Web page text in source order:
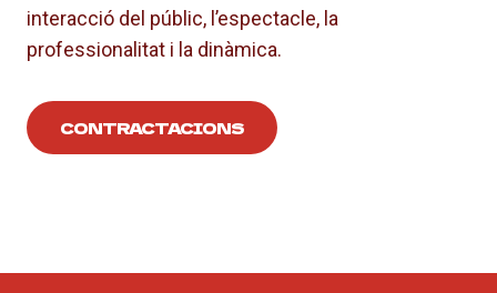
interacció del públic, l’espectacle, la
professionalitat i la dinàmica.
CONTRACTACIONS